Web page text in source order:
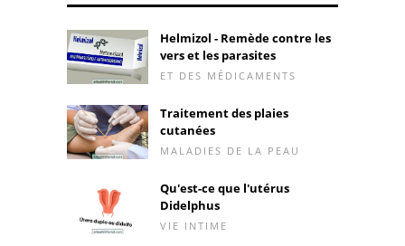
Helmizol - Remède contre les
vers et les parasites
ET DES MÉDICAMENTS
Traitement des plaies
cutanées
MALADIES DE LA PEAU
Qu'est-ce que l'utérus
Didelphus
VIE INTIME